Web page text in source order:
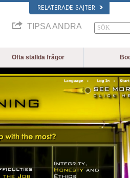
RELATERADE SAJTER
TIPSA ANDRA
Ofta ställda frågor